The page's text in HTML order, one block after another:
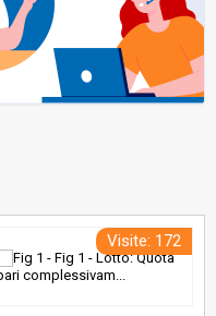
Visite: 172